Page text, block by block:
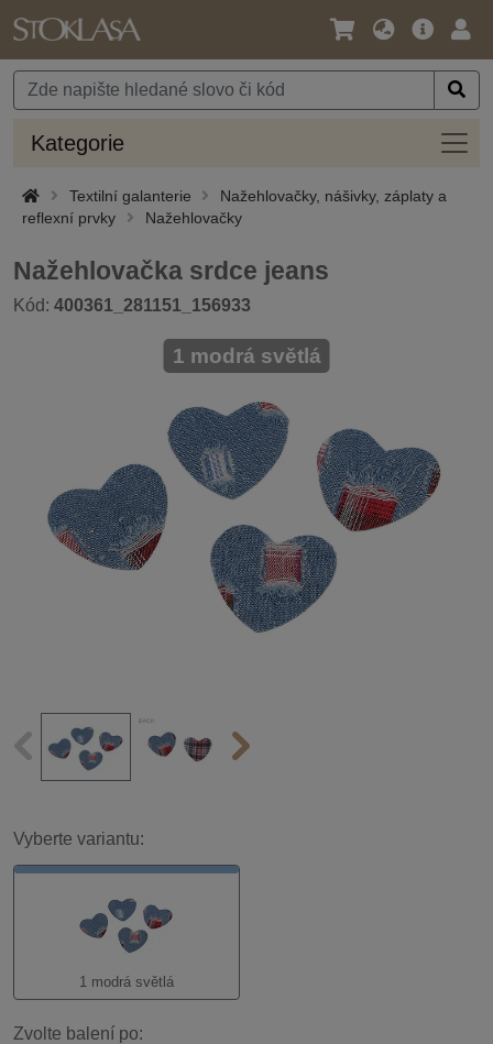
Jazyk
Měna
Hlavní
Kategorie
Textilní galanterie
Nažehlovačky, nášivky, záplaty a
reflexní prvky
Nažehlovačky
Nažehlovačka srdce jeans
Kód: 400361_281151_156933
1 modrá světlá
Vyberte variantu:
1 modrá světlá
Zvolte balení po: